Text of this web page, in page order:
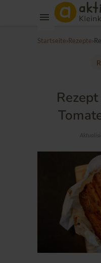
Startseite›Rezepte›